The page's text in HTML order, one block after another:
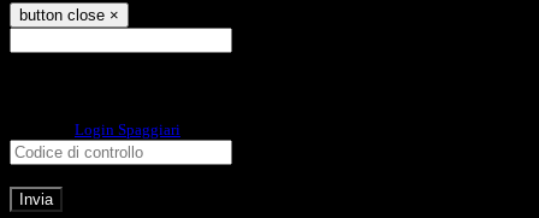
button close ×
Login Spaggiari